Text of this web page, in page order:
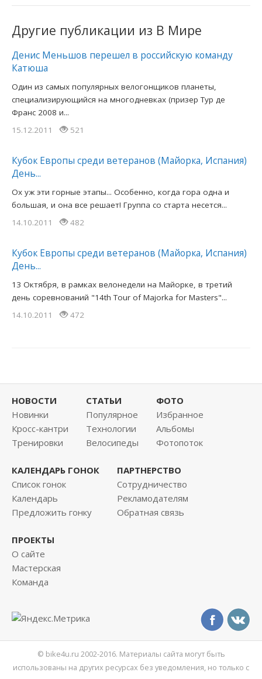
Другие публикации из В Мире
Денис Меньшов перешел в российскую команду
Катюша
Один из самых популярных велогонщиков планеты,
специализирующийся на многодневках (призер Тур де
Франс 2008 и...
15.12.2011
521
Кубок Европы среди ветеранов (Майорка, Испания)
День...
Ох уж эти горные этапы... Особенно, когда гора одна и
большая, и она все решает! Группа со старта несется...
14.10.2011
482
Кубок Европы среди ветеранов (Майорка, Испания)
День...
13 Октября, в рамках велонедели на Майорке, в третий
день соревнований "14th Tour of Majorka for Masters"...
14.10.2011
472
НОВОСТИ
Новинки
Кросс-кантри
Тренировки
СТАТЬИ
Популярное
Технологии
Велосипеды
ФОТО
Избранное
Альбомы
Фотопоток
КАЛЕНДАРЬ ГОНОК
Список гонок
Календарь
Предложить гонку
ПАРТНЕРСТВО
Сотрудничество
Рекламодателям
Обратная связь
ПРОЕКТЫ
О сайте
Мастерская
Команда
© bike4u.ru 2002-2016. Материалы сайта могут быть
использованы на других ресурсах без уведомления, но только с